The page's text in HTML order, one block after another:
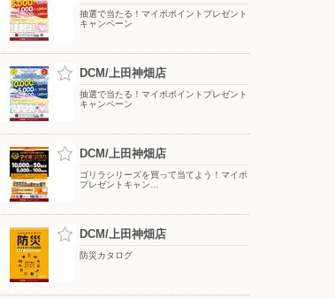
抽選で当たる！マイボポイントプレゼント
キャンペーン
DCM/上田神畑店
抽選で当たる！マイボポイントプレゼント
キャンペーン
DCM/上田神畑店
ゴリラシリーズを買って当てよう！マイボ
プレゼントキャン…
DCM/上田神畑店
防災カタログ